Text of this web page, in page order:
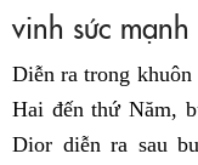
vinh sức
Diễn ra trong
Hai đến thứ Năm,
Dior diễn ra sau